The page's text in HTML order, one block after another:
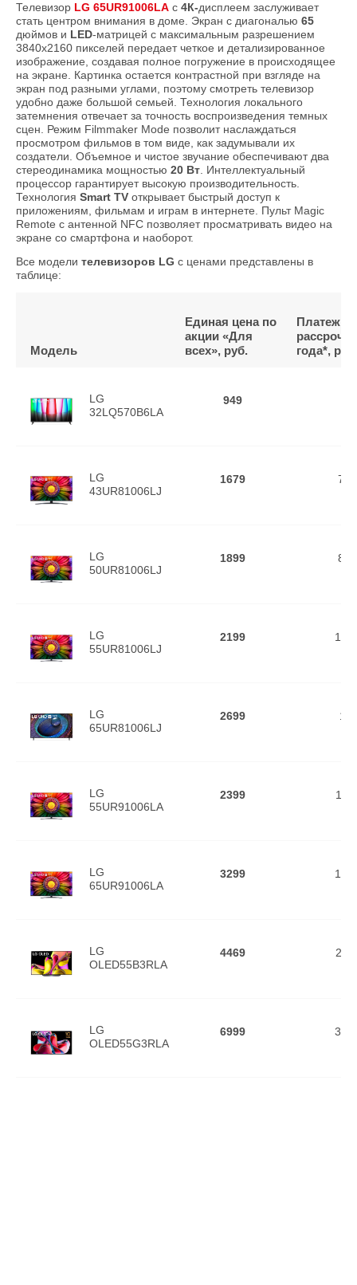
Телевизор LG 65UR91006LA с 4К-дисплеем заслуживает
стать центром внимания в доме. Экран с диагональю 65
дюймов и LED-матрицей с максимальным разрешением
3840x2160 пикселей передает четкое и детализированное
изображение, создавая полное погружение в происходящее
на экране. Картинка остается контрастной при взгляде на
экран под разными углами, поэтому смотреть телевизор
удобно даже большой семьей. Технология локального
затемнения отвечает за точность воспроизведения темных
сцен. Режим Filmmaker Mode позволит наслаждаться
просмотром фильмов в том виде, как задумывали их
создатели. Объемное и чистое звучание обеспечивают два
стереодинамика мощностью 20 Вт. Интеллектуальный
процессор гарантирует высокую производительность.
Технология Smart TV открывает быстрый доступ к
приложениям, фильмам и играм в интернете. Пульт Magic
Remote с антенной NFC позволяет просматривать видео на
экране со смартфона и наоборот.
Все модели телевизоров LG с ценами представлены в
таблице:
Модель
Единая цена по
акции «Для
всех», руб.
Платеж в
года*,
LG
32LQ570B6LA
949
LG
43UR81006LJ
1679
LG
50UR81006LJ
1899
LG
55UR81006LJ
2199
LG
65UR81006LJ
2699
LG
55UR91006LA
2399
LG
65UR91006LA
3299
LG
OLED55B3RLA
4469
LG
OLED55G3RLA
6999